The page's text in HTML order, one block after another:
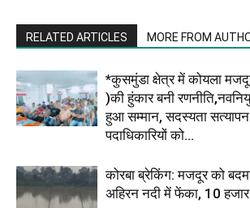
RELATED ARTICLES MORE FROM
*कुसमुंडा क्षेत्र में कोयला
)की हुंकार बनी
हुआ सम्मान, सदस्यता सत्यापन
पदाधिकारियों को...
कोरबा ब्रेकिंग: मजदूर को
अहिरन नदी में फेंका, 10